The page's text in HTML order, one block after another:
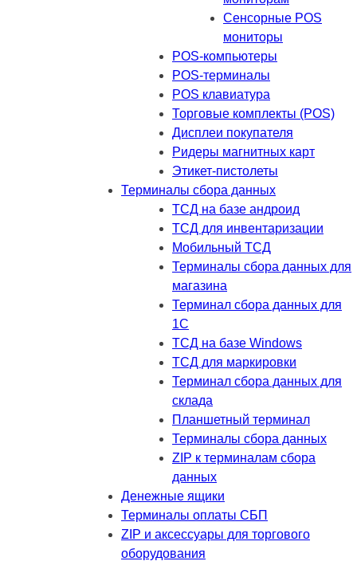
Сенсорные POS
мониторы
POS-компьютеры
POS-терминалы
POS клавиатура
Торговые комплекты (POS)
Дисплеи покупателя
Ридеры магнитных карт
Этикет-пистолеты
Терминалы сбора данных
ТСД на базе андроид
ТСД для инвентаризации
Мобильный ТСД
Терминалы сбора данных для
магазина
Терминал сбора данных для
1C
ТСД на базе Windows
ТСД для маркировки
Терминал сбора данных для
склада
Планшетный терминал
Терминалы сбора данных
ZIP к терминалам сбора
данных
Денежные ящики
Терминалы оплаты СБП
ZIP и аксессуары для торгового
оборудования